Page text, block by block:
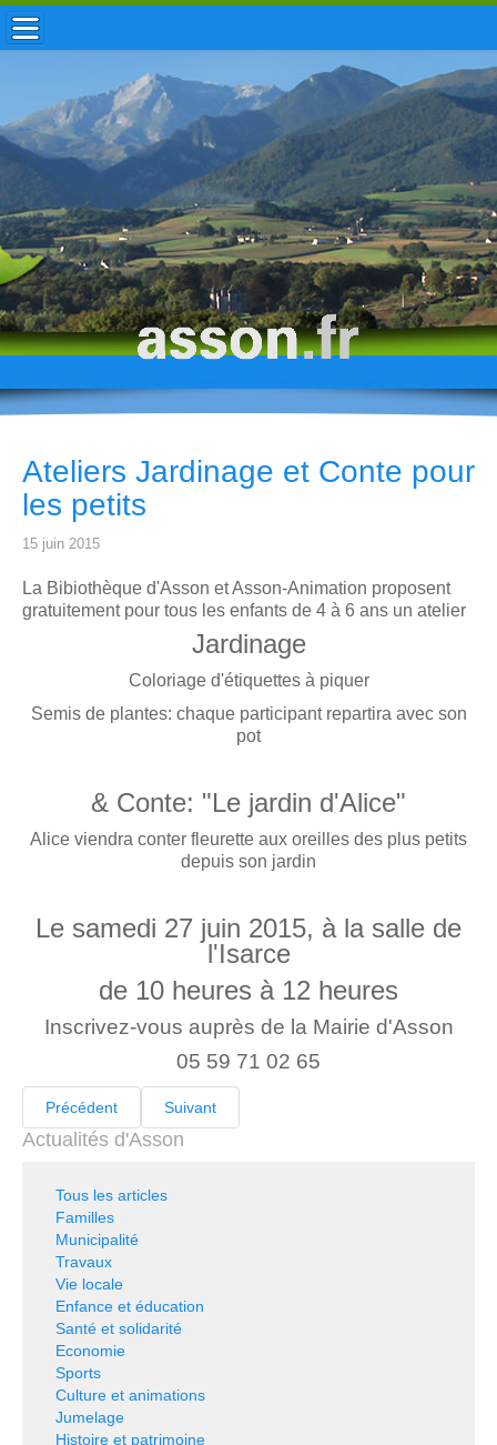
ACCUEIL / INFOS
MUNICIPALITÉ
VIE LOCALE
ENFANCE
TOURISME
HISTOIRE
Ateliers Jardinage et Conte pour
les petits
15 juin 2015
La Bibiothèque d'Asson et Asson-Animation proposent
gratuitement pour tous les enfants de 4 à 6 ans un atelier
Jardinage
Coloriage d'étiquettes à piquer
Semis de plantes: chaque participant repartira avec son
pot
& Conte: "Le jardin d'Alice"
Alice viendra conter fleurette aux oreilles des plus petits
depuis son jardin
Le samedi 27 juin 2015, à la salle de
l'Isarce
de 10 heures à 12 heures
Inscrivez-vous auprès de la Mairie d'Asson
05 59 71 02 65
Précédent Suivant
Actualités d'Asson
Tous les articles
Familles
Municipalité
Travaux
Vie locale
Enfance et éducation
Santé et solidarité
Economie
Sports
Culture et animations
Jumelage
Histoire et patrimoine